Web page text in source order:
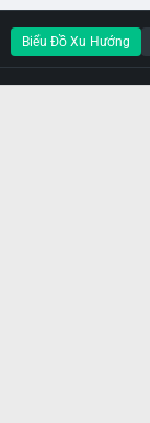
Biểu Đồ Xu Hướng